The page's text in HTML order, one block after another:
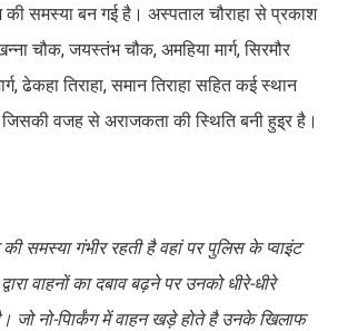
की समस्या बन गई है। अस्पताल चौराहा से प्रकाश
चौक, जयस्तंभ चौक, अमहिया मार्ग, सिरमौर
ढेकहा तिराहा, समान तिराहा सहित कई स्थान
वजह से अराजकता की स्थिति बनी हुइ्र है।
समस्या गंभीर रहती है वहां पर पुलिस के प्वाइंट
वाहनों का दबाव बढ़ने पर उनको धीरे-धीरे
जो नो-पािर्कंग में वाहन खड़े होते है उनके खिलाफ